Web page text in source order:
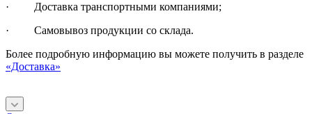
· Доставка транспортными компаниями;
· Самовывоз продукции со склада.
Более подробную информацию вы можете получить в разделе
«Доставка»